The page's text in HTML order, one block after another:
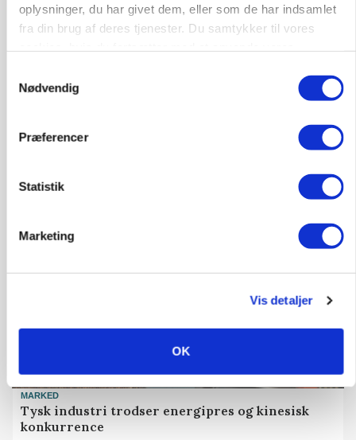
oplysninger, du har givet dem, eller som de har indsamlet
fra din brug af deres tjenester. Du samtykker til vores
Nødvendig
Præferencer
Statistik
Marketing
Vis detaljer
OK
Gæs om vinteren koster ikke nødvendigvis
udbytte
MARKED
Tysk industri trodser energipres og kinesisk
konkurrence